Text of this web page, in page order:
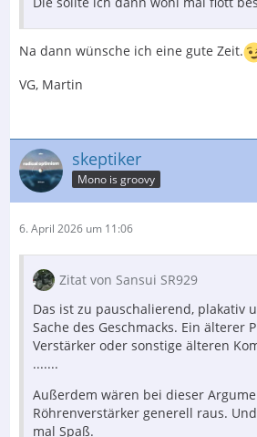
Na dann wünsche ich eine gute Zeit.
VG, Martin
skeptiker
Mono is groovy
6. April 2026 um 11:06
Zitat von Sansui SR929
Das ist zu pauschalierend, plakativ
Sache des Geschmacks. Ein älterer
Verstärker oder sonstige älteren
.......
Außerdem wären bei dieser
Röhrenverstärker generell raus.
mal Spaß.